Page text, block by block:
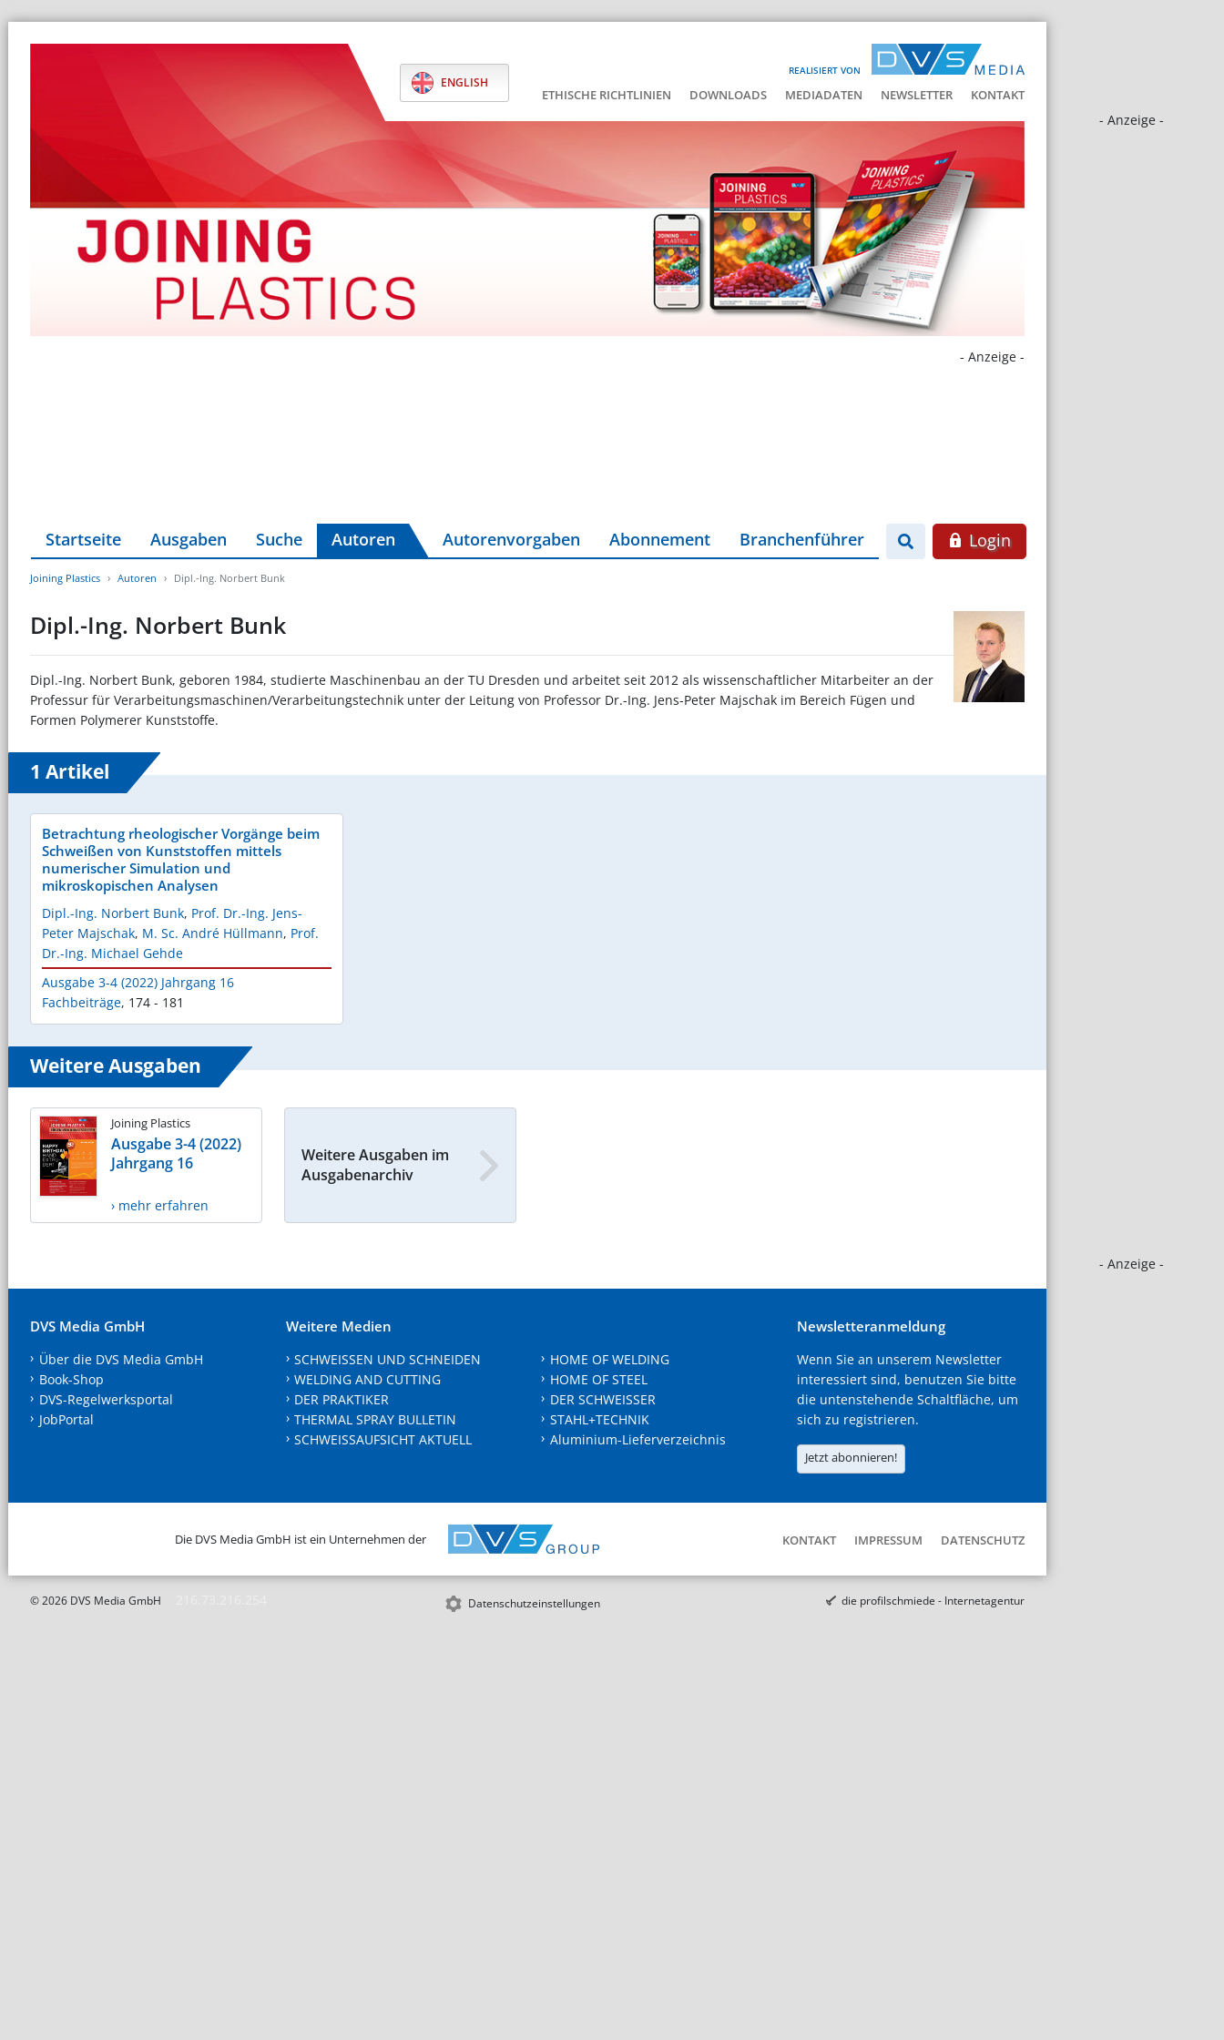
REALISIERT VON
ENGLISH
ETHISCHE RICHTLINIEN DOWNLOADS MEDIADATEN NEWSLETTER KONTAKT
- Anzeige -
- Anzeige -
- Anzeige -
Startseite Ausgaben Suche Autoren Autorenvorgaben Abonnement Branchenführer Login
Joining Plastics Autoren Dipl.-Ing. Norbert Bunk
Dipl.-Ing. Norbert Bunk
Dipl.-Ing. Norbert Bunk, geboren 1984, studierte Maschinenbau an der TU Dresden und arbeitet seit 2012 als wissenschaftlicher Mitarbeiter an der
Professur für Verarbeitungsmaschinen/Verarbeitungstechnik unter der Leitung von Professor Dr.-Ing. Jens-Peter Majschak im Bereich Fügen und
Formen Polymerer Kunststoffe.
1 Artikel
Betrachtung rheologischer Vorgänge beim
Schweißen von Kunststoffen mittels
numerischer Simulation und
mikroskopischen Analysen
Dipl.-Ing. Norbert Bunk, Prof. Dr.-Ing. Jens-
Peter Majschak, M. Sc. André Hüllmann, Prof.
Dr.-Ing. Michael Gehde
Ausgabe 3-4 (2022) Jahrgang 16
Fachbeiträge, 174 - 181
Weitere Ausgaben
Joining Plastics
Ausgabe 3-4 (2022)
Jahrgang 16
› mehr erfahren
Weitere Ausgaben im
Ausgabenarchiv
DVS Media GmbH
Über die DVS Media GmbH
Book-Shop
DVS-Regelwerksportal
JobPortal
Weitere Medien
SCHWEISSEN UND SCHNEIDEN
WELDING AND CUTTING
DER PRAKTIKER
THERMAL SPRAY BULLETIN
SCHWEISSAUFSICHT AKTUELL
HOME OF WELDING
HOME OF STEEL
DER SCHWEISSER
STAHL+TECHNIK
Aluminium-Lieferverzeichnis
Newsletteranmeldung
Wenn Sie an unserem Newsletter
interessiert sind, benutzen Sie bitte
die untenstehende Schaltfläche, um
sich zu registrieren.
Jetzt abonnieren!
Die DVS Media GmbH ist ein Unternehmen der KONTAKT IMPRESSUM DATENSCHUTZ
© 2026 DVS Media GmbH Datenschutzeinstellungen die profilschmiede - Internetagentur